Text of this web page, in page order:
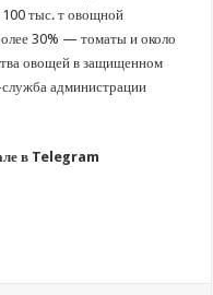
100 тыс. т овощной
30% — томаты и около
овощей в защищенном
администрации
в Telegram